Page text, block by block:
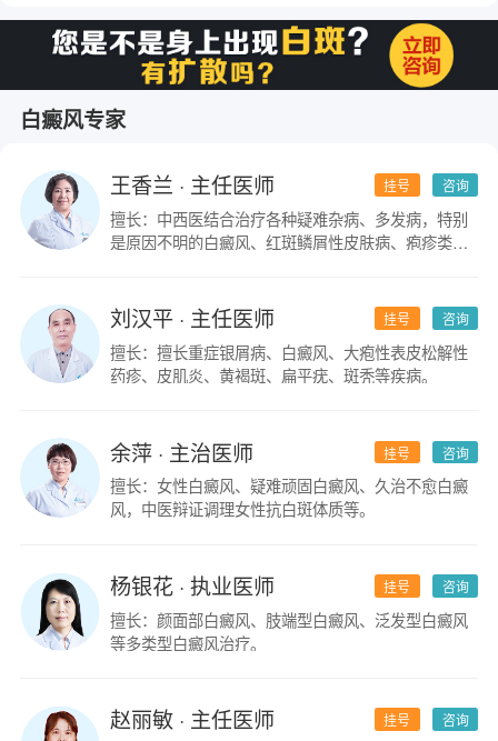
白癜风专家
咨询
挂号
王香兰 · 主任医师
擅长：中西医结合治疗各种疑难杂病、多发病，特别
是原因不明的白癜风、红斑鳞屑性皮肤病、疱疹类皮
咨询
挂号
刘汉平· 主任医师
擅长：擅长重症银屑病、白癜风、大疱性表皮松解性
药疹、皮肌炎、黄褐斑、扁平疣、斑秃等疾病。
咨询
挂号
余萍· 主治医师
擅长：女性白癜风、疑难顽固白癜风、久治不愈白癜
风，中医辩证调理女性抗白斑体质等。
咨询
挂号
杨银花· 执业医师
擅长：颜面部白癜风、肢端型白癜风、泛发型白癜风
等多类型白癜风治疗。
咨询
挂号
赵丽敏· 主任医师